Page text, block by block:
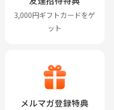
3,000円ギフトカードをゲ
ット
メルマガ登録特典